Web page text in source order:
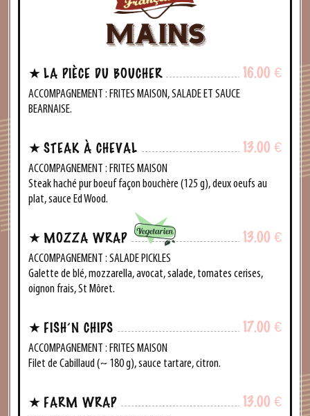
16.00 €
LA PIÈCE DU BOUCHER
ACCOMPAGNEMENT : FRITES MAISON, SALADE ET SAUCE
BEARNAISE.
13.00 €
STEAK À CHEVAL
ACCOMPAGNEMENT : FRITES MAISON
Steak haché pur boeuf façon bouchère (125 g), deux oeufs au
plat, sauce Ed Wood.
13.00 €
MOZZA WRAP
ACCOMPAGNEMENT : SALADE PICKLES
Galette de blé, mozzarella, avocat, salade, tomates cerises,
oignon frais, St Môret.
17.00 €
FISH’N CHIPS
ACCOMPAGNEMENT : FRITES MAISON
Filet de Cabillaud (~ 180 g), sauce tartare, citron.
13.00 €
FARM WRAP